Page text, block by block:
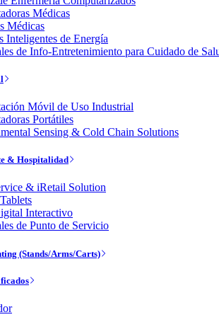
Médicas
Médicas
Inteligentes de Energía
de Info-Entretenimiento para Cuidado de
Móvil de Uso Industrial
Portátiles
Sensing & Cold Chain Solutions
& Hospitalidad
& iRetail Solution
Interactivo
de Punto de Servicio
(Stands/Arms/Carts)